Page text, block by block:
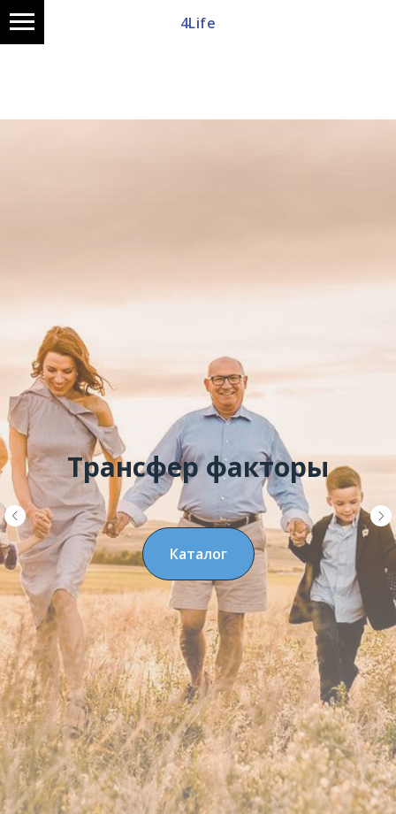
4Life
Трансфер факторы
Каталог